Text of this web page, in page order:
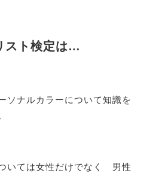
スト検定は…
ソナルカラーについて知識を
いては女性だけでなく 男性